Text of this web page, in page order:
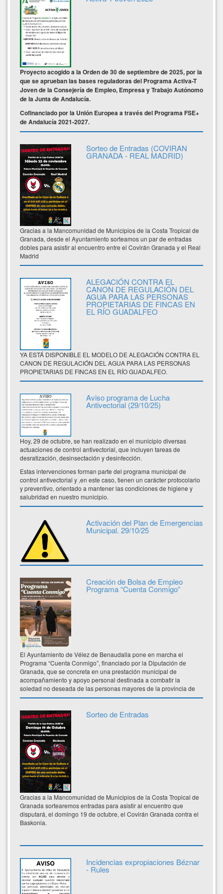
Proyecto acogido a la Orden de 30 de septiembre de 2025, por la
que se aprueban las bases reguladoras del Programa Activa-T
Joven de la Consejería de Empleo, Empresa y Trabajo Autónomo
de la Junta de Andalucía.
Cofinanciado por la Unión Europea a través del Programa FSE+
de Andalucía 2021-2027.
Sorteo de Entradas (COVIRAN
GRANADA - REAL MADRID)
Gracias a la Mancomunidad de Municipios de la Costa Tropical de
Granada, desde el Ayuntamiento sorteamos un par de entradas
dobles para asistir al encuentro entre el Covirán Granada y el Real
Madrid
ALEGACIÓN CONTRA EL
CANON DE REGULACIÓN DEL
AGUA PARA LAS PERSONAS
PROPIETARIAS DE FINCAS EN
EL RÍO GUADALFEO
YA ESTÁ DISPONIBLE EL MODELO DE ALEGACIÓN CONTRA EL
CANON DE REGULACIÓN DEL AGUA PARA LAS PERSONAS
PROPIETARIAS DE FINCAS EN EL RÍO GUADALFEO.
Aviso programa de Lucha
Antivectorial (29/10/25)
Hoy, 29 de octubre, se han realizado en el municipio diversas
actuaciones de control antivectorial, que incluyen tareas de
desratización, desinsectación y desinfección.
Estas intervenciones forman parte del programa municipal de
control antivectorial y ,en este caso, tienen un carácter protocolario
y preventivo, orientado a mantener las condiciones de higiene y
salubridad en nuestro municipio.
Activación del Plan de Emergencias
Municipal. 29/10/25
Creación de Bolsa de Empleo
Programa “Cuenta Conmigo”
El Ayuntamiento de Vélez de Benaudalla pone en marcha el
Programa “Cuenta Conmigo”, financiado por la Diputación de
Granada, que se concreta en una prestación municipal de
acompañamiento y apoyo personal destinada a combatir la
soledad no deseada de las personas mayores de la provincia de
Granada.
Sorteo de Entradas
Gracias a la Mancomunidad de Municipios de la Costa Tropical de
Granada sortearemos entradas para asistir al encuentro que
disputará, el domingo 19 de octubre, el Covirán Granada contra el
Baskonia.
Incidencias expropiaciones Béznar
- Rules